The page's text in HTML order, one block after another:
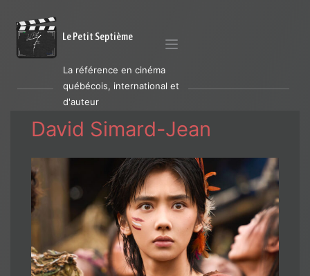
Le Petit Septième
La référence en cinéma
québécois, international et
d'auteur
David Simard-Jean